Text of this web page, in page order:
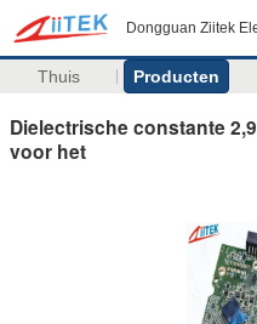
Dongguan Ziitek
Thuis Producten
Dielectrische constante
voor het